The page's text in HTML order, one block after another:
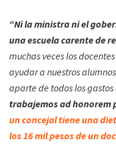
“Ni la ministra ni el
una escuela carente de
muchas veces los
ayudar a nuestros
aparte de todos los gastos
trabajemos ad honorem
un concejal tiene una
los 16 mil pesos de un